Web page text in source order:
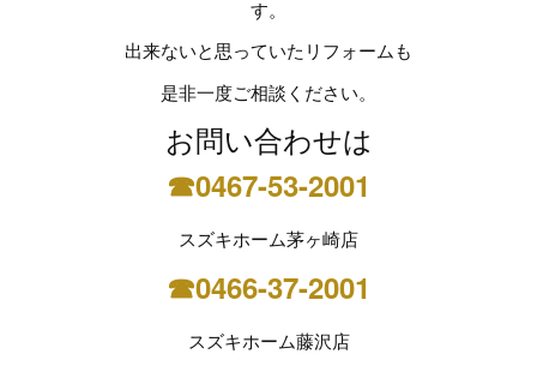
す。
出来ないと思っていたリフォームも
是非一度ご相談ください。
お問い合わせは
☎0467-53-2001
スズキホーム茅ヶ崎店
☎0466-37-2001
スズキホーム藤沢店